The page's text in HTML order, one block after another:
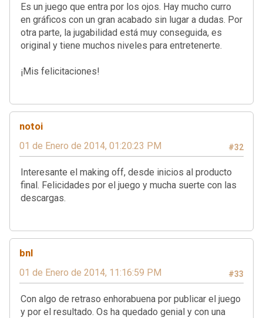
Es un juego que entra por los ojos. Hay mucho curro
en gráficos con un gran acabado sin lugar a dudas. Por
otra parte, la jugabilidad está muy conseguida, es
original y tiene muchos niveles para entretenerte.
¡Mis felicitaciones!
notoi
#32
01 de Enero de 2014, 01:20:23 PM
Interesante el making off, desde inicios al producto
final. Felicidades por el juego y mucha suerte con las
descargas.
bnl
#33
01 de Enero de 2014, 11:16:59 PM
Con algo de retraso enhorabuena por publicar el juego
y por el resultado. Os ha quedado genial y con una